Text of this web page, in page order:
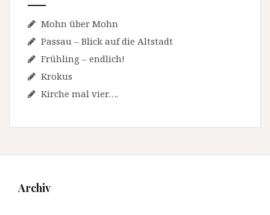
Mohn über Mohn
Passau – Blick auf die Altstadt
Frühling – endlich!
Krokus
Kirche mal vier….
Archiv